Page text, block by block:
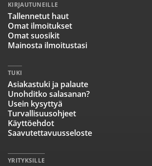
KIRJAUTUNEILLE
Tallennetut haut
Omat ilmoitukset
Omat suosikit
Mainosta ilmoitustasi
TUKI
Asiakastuki ja palaute
Unohditko salasanan?
Usein kysyttyä
Turvallisuusohjeet
Käyttöehdot
Saavutettavuusseloste
YRITYKSILLE